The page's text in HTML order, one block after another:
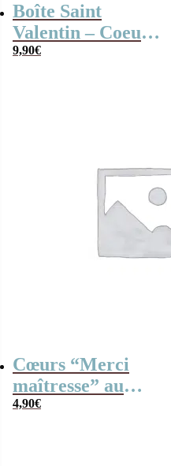
Boîte Saint
Valentin – Coeur
en chocolat noir et
9,90€
Cœurs “Merci
maîtresse” au
chocolat au lait
4,90€